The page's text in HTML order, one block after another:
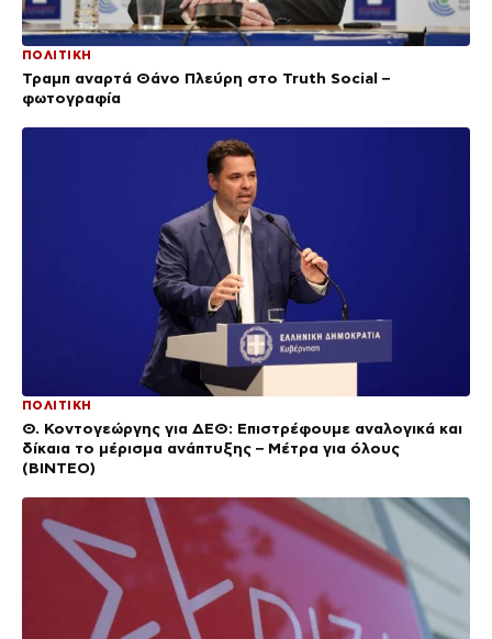
ΠΟΛΙΤΙΚΗ
Τραμπ αναρτά Θάνο Πλεύρη στο Truth Social –
φωτογραφία
ΠΟΛΙΤΙΚΗ
Θ. Κοντογεώργης για ΔΕΘ: Επιστρέφουμε αναλογικά και
δίκαια το μέρισμα ανάπτυξης – Μέτρα για όλους
(BINTEO)